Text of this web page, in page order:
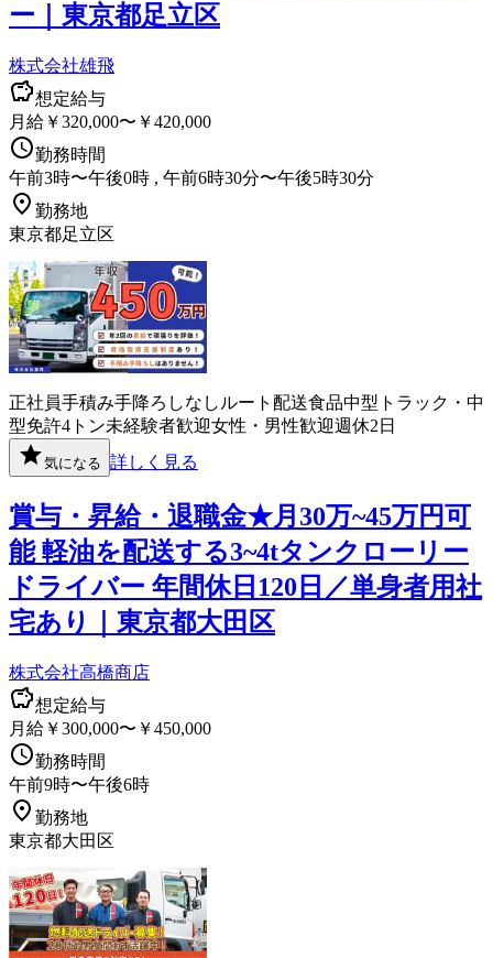
ー｜東京都足立区
株式会社雄飛
想定給与
月給￥320,000〜￥420,000
勤務時間
午前3時〜午後0時 , 午前6時30分〜午後5時30分
勤務地
東京都足立区
正社員手積み手降ろしなし ルート配送食品中型トラック・中
型免許4トン未経験者歓迎女性・男性歓迎週休2日
気になる 詳しく見る
賞与・昇給・退職金★月30万~45万円可
能 軽油を配送する3~4tタンクローリー
ドライバー 年間休日120日／単身者用社
宅あり｜東京都大田区
株式会社高橋商店
想定給与
月給￥300,000〜￥450,000
勤務時間
午前9時〜午後6時
勤務地
東京都大田区